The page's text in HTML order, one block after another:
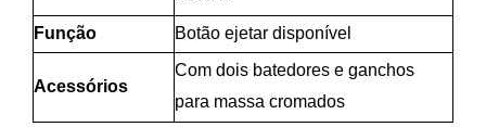
Função Botão ejetar disponível
Acessórios
Com dois batedores e ganchos
para massa cromados